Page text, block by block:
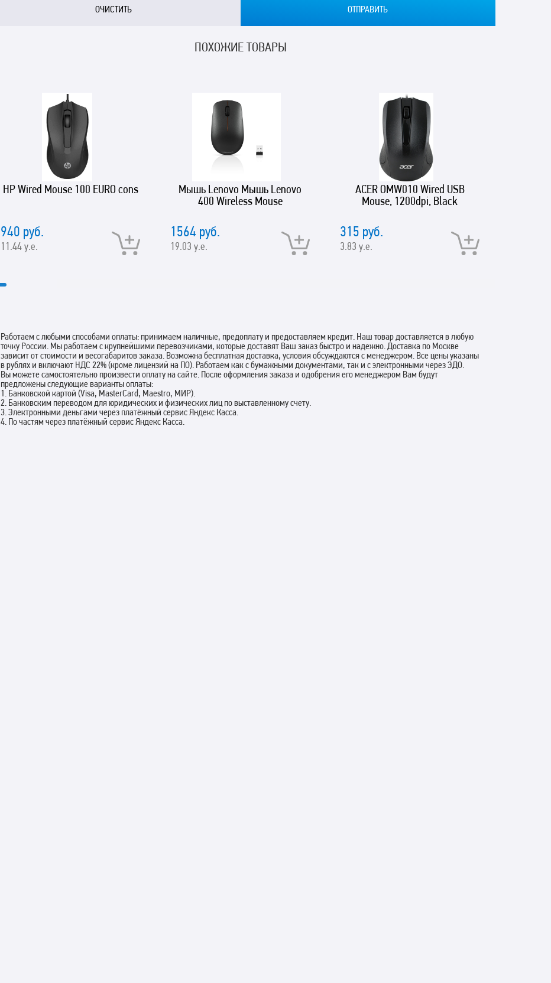
ПОХОЖИЕ ТОВАРЫ
HP Wired Mouse 100 EURO cons
940 руб.
11.44 у.е.
Мышь Lenovo Мышь Lenovo
400 Wireless Mouse
1564 руб.
19.03 у.е.
ACER OMW010 Wired USB
Mouse, 1200dpi, Black
315 руб.
3.83 у.е.
Работаем с любыми способами оплаты: принимаем наличные, предоплату и предоставляем кредит. Наш товар доставляется в любую
точку России. Мы работаем с крупнейшими перевозчиками, которые доставят Ваш заказ быстро и надежно. Доставка по Москве
зависит от стоимости и весогабаритов заказа. Возможна бесплатная доставка, условия обсуждаются с менеджером. Все цены указаны
в рублях и включают НДС 22% (кроме лицензий на ПО). Работаем как с бумажными документами, так и с электронными через ЭДО.
Вы можете самостоятельно произвести оплату на сайте. После оформления заказа и одобрения его менеджером Вам будут
предложены следующие варианты оплаты:
1. Банковской картой (Visa, MasterCard, Maestro, МИР).
2. Банковским переводом для юридических и физических лиц по выставленному счету.
3. Электронными деньгами через платёжный сервис Яндекс Касса.
4. По частям через платёжный сервис Яндекс Касса.